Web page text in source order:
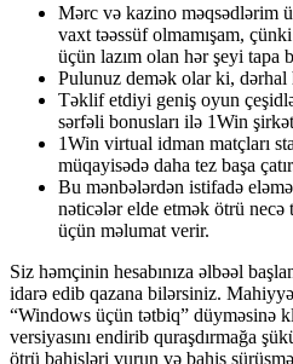
Mərc və kazino məqsədlərim
vaxt təəssüf olmamışam,
üçün lazım olan hər şeyi tapa
Pulunuz demək olar ki, dərhal
Təklif etdiyi geniş oyun
sərfəli bonusları ilə 1Win
1Win virtual idman matçları
müqayisədə daha tez başa
Bu mənbələrdən istifadə
nəticələr elde etmək ötrü
üçün məlumat verir.
Siz həmçinin hesabınıza əlbəəl
idarə edib qazana bilərsiniz.
“Windows üçün tətbiq” düyməsinə
versiyasını endirib quraşdırmağa
ötrü bahisləri vurun və bahis